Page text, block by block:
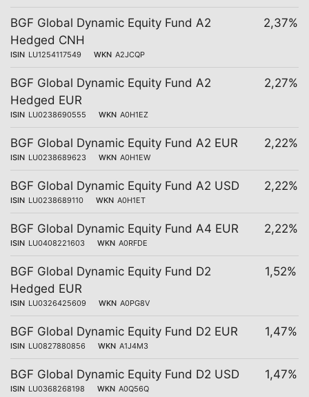
BGF Global Dynamic Equity Fund A2
Hedged CNH
ISIN LU1254117549 WKN A2JCQP
2,37%
BGF Global Dynamic Equity Fund A2
Hedged EUR
ISIN LU0238690555 WKN A0H1EZ
2,27%
BGF Global Dynamic Equity Fund A2 EUR
ISIN LU0238689623 WKN A0H1EW
2,22%
BGF Global Dynamic Equity Fund A2 USD
ISIN LU0238689110 WKN A0H1ET
2,22%
BGF Global Dynamic Equity Fund A4 EUR
ISIN LU0408221603 WKN A0RFDE
2,22%
BGF Global Dynamic Equity Fund D2
Hedged EUR
ISIN LU0326425609 WKN A0PG8V
1,52%
BGF Global Dynamic Equity Fund D2 EUR
ISIN LU0827880856 WKN A1J4M3
1,47%
BGF Global Dynamic Equity Fund D2 USD
ISIN LU0368268198 WKN A0Q56Q
1,47%